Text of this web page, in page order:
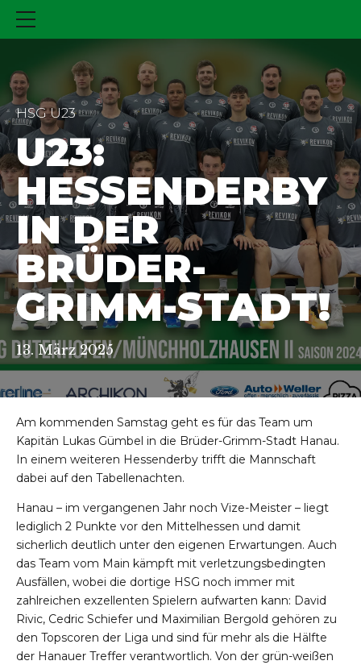
HSG U23
U23:
HESSENDERBY
IN DER
BRÜDER-
GRIMM-STADT!
13. März 2025
Am kommenden Samstag geht es für das Team um
Kapitän Lukas Gümbel in die Brüder-Grimm-Stadt Hanau.
In einem weiteren Hessenderby trifft die Mannschaft
dabei auf den Tabellenachten.
Hanau – im vergangenen Jahr noch Vize-Meister – liegt
lediglich 2 Punkte vor den Mittelhessen und damit
sicherlich deutlich unter den eigenen Erwartungen. Auch
das Team vom Main kämpft mit verletzungsbedingten
Ausfällen, wobei die dortige HSG noch immer mit
zahlreichen exzellenten Spielern aufwarten kann: David
Rivic, Cedric Schiefer und Maximilian Bergold gehören zu
den Topscoren der Liga und sind für mehr als die Hälfte
der Hanauer Treffer verantwortlich. Von der grün-weißen